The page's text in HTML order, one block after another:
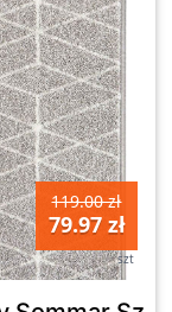
119.00 zł
79.97 zł
szt